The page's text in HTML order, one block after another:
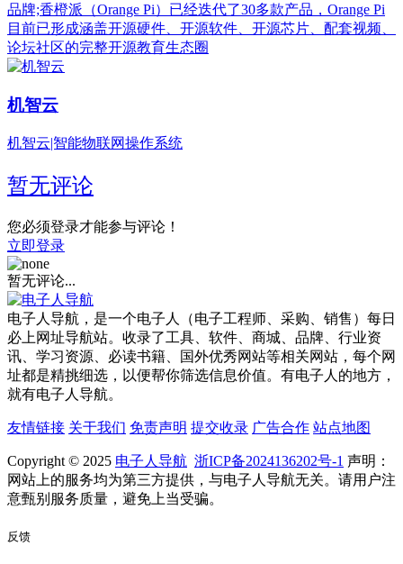
品牌;香橙派（Orange Pi）已经迭代了30多款产品，Orange Pi
目前已形成涵盖开源硬件、开源软件、开源芯片、配套视频、
论坛社区的完整开源教育生态圈
机智云
机智云|智能物联网操作系统
暂无评论
您必须登录才能参与评论！
立即登录
暂无评论...
电子人导航，是一个电子人（电子工程师、采购、销售）每日
必上网址导航站。收录了工具、软件、商城、品牌、行业资
讯、学习资源、必读书籍、国外优秀网站等相关网站，每个网
址都是精挑细选，以便帮你筛选信息价值。有电子人的地方，
就有电子人导航。
友情链接 关于我们 免责声明 提交收录 广告合作 站点地图
Copyright © 2025 电子人导航 浙ICP备2024136202号-1 声明：
网站上的服务均为第三方提供，与电子人导航无关。请用户注
意甄别服务质量，避免上当受骗。
反馈